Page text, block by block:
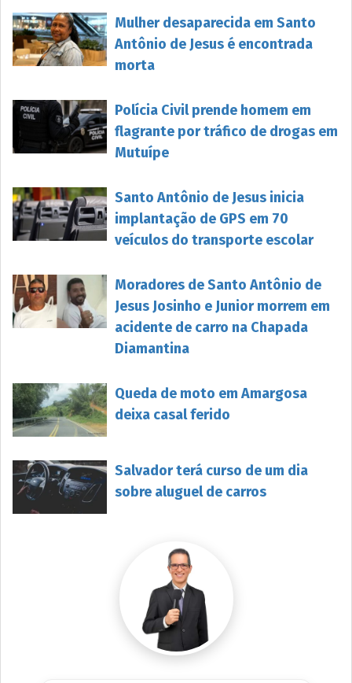
Mulher desaparecida em Santo
Antônio de Jesus é encontrada
morta
Polícia Civil prende homem em
flagrante por tráfico de drogas em
Mutuípe
Santo Antônio de Jesus inicia
implantação de GPS em 70
veículos do transporte escolar
Moradores de Santo Antônio de
Jesus Josinho e Junior morrem em
acidente de carro na Chapada
Diamantina
Queda de moto em Amargosa
deixa casal ferido
Salvador terá curso de um dia
sobre aluguel de carros